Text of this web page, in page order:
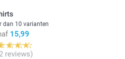
dan 10 varianten
15,99
reviews)